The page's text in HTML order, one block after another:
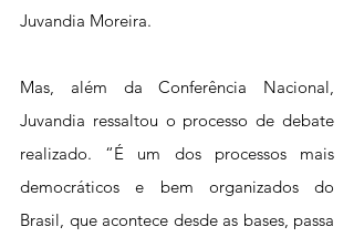
Juvandia Moreira.
Mas, além da Conferência Nacional,
Juvandia ressaltou o processo de debate
realizado. “É um dos processos mais
democráticos e bem organizados do
Brasil, que acontece desde as bases, passa